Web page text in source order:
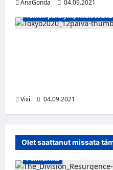
AnaGonda
04.09.2021
Tokion paralympialaiset
Vixi 04.09.2021
Olet saattanut missata
Pelinurkka